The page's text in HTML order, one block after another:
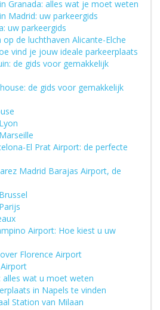
Granada: alles wat je moet weten
Madrid: uw parkeergids
uw parkeergids
de luchthaven Alicante-Elche
vind je jouw ideale parkeerplaats
de gids voor gemakkelijk
de gids voor gemakkelijk
El Prat Airport: de perfecte
Madrid Barajas Airport, de
Airport: Hoe kiest u uw
Florence Airport
alles wat u moet weten
in Napels te vinden
Station van Milaan